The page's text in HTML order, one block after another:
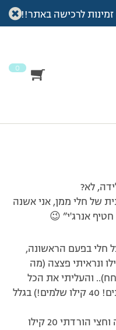
לרכישה באתר!!
0
:)
לא?
של חלי ממן, אני אשנה
אנרג'י” 😉
חלי בפעם הראשונה,
שנתיים וחצי ירדתי 20 קילו ונראיתי פצצה (מה
והעליתי את הכל
פלוס 20 (כן!! אתם לא מדמיינים! 40 קילו שלמים!) בגלל
בפעם השניה, בדיוק לפני שנה וחצי הורדתי 20 קילו